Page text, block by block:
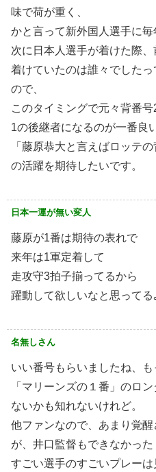
味で荷が重く、
かと言って新外国人選手に
次に日本人選手が着けた際
着けていたのは誰々でした
ので、
このタイミングで元々背番
1の後継者になるのが一番良
「藤原恭大と言えばロッテ
の活躍を期待したいです。
日本一運が無い変人
藤原が1番は期待の表れで
来年は1軍定着して
走攻守3拍子揃ってるから
躍動して欲しいなと思ってる｡
名無しさん
いい番号もらいましたね、
「マリーンズの１番」のロ
ないかも知れないけれど。
他ファンなので、あまり覚
が、井口監督もできなかっ
すごい選手のすごいプレーは